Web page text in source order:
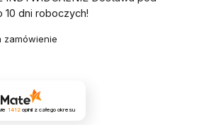
10 dni roboczych!
zamówienie
1412opinii z całego okresu